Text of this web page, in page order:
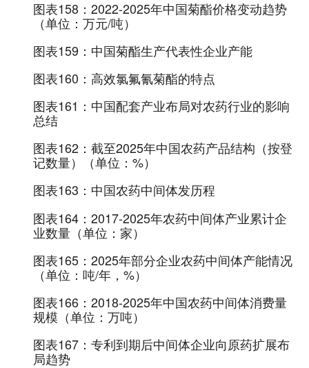
图表158： 2022-2025年中国菊酯价格变动趋势
（单位：万元/吨）
图表159： 中国菊酯生产代表性企业产能
图表160： 高效氯氟氰菊酯的特点
图表161： 中国配套产业布局对农药行业的影响
总结
图表162： 截至2025年中国农药产品结构（按登
记数量）（单位：%）
图表163： 中国农药中间体发历程
图表164： 2017-2025年农药中间体产业累计企
业数量（单位：家）
图表165： 2025年部分企业农药中间体产能情况
（单位：吨/年，%）
图表166： 2018-2025年中国农药中间体消费量
规模（单位：万吨）
图表167： 专利到期后中间体企业向原药扩展布
局趋势